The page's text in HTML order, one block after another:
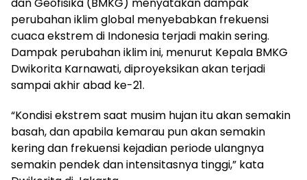
perubahan iklim global menyebabkan frekuensi
cuaca ekstrem di Indonesia terjadi makin sering.
Dampak perubahan iklim ini, menurut Kepala BMKG
Dwikorita Karnawati, diproyeksikan akan terjadi
sampai akhir abad ke-21.
“Kondisi ekstrem saat musim hujan itu akan semakin
basah, dan apabila kemarau pun akan semakin
kering dan frekuensi kejadian periode ulangnya
semakin pendek dan intensitasnya tinggi,” kata